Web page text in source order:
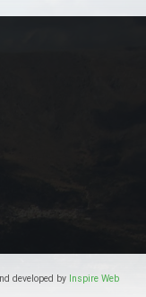
developed by Inspire Web